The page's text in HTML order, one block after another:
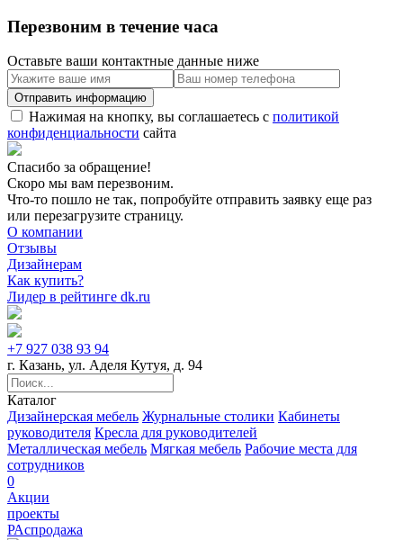
Перезвоним в течение часа
Оставьте ваши контактные данные ниже
Нажимая на кнопку, вы соглашаетесь с политикой
конфиденциальности сайта
Спасибо за обращение!
Скоро мы вам перезвоним.
Что-то пошло не так, попробуйте отправить заявку еще раз
или перезагрузите страницу.
О компании
Отзывы
Дизайнерам
Как купить?
Лидер в рейтинге dk.ru
+7 927 038 93 94
г. Казань, ул. Аделя Кутуя, д. 94
Каталог
Дизайнерская мебель Журнальные столики Кабинеты
руководителя Кресла для руководителей
Металлическая мебель Мягкая мебель Рабочие места для
сотрудников
0
Акции
проекты
РАспродажа